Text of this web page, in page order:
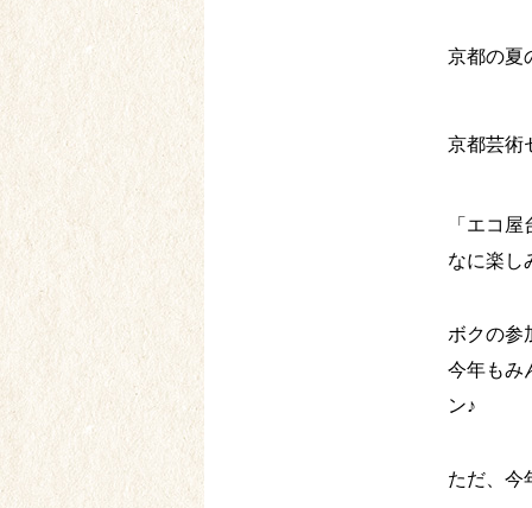
京都の夏
京都芸術
「エコ
なに楽し
ボクの参
今年もみ
ン♪
ただ、今